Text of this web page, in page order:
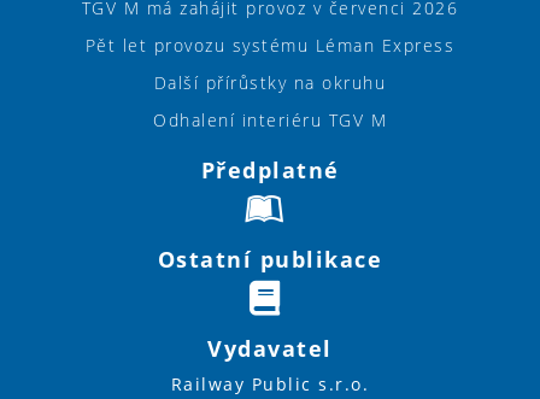
TGV M má zahájit provoz v červenci 2026
Pět let provozu systému Léman Express
Další přírůstky na okruhu
Odhalení interiéru TGV M
Předplatné
Ostatní publikace
Vydavatel
Railway Public s.r.o.